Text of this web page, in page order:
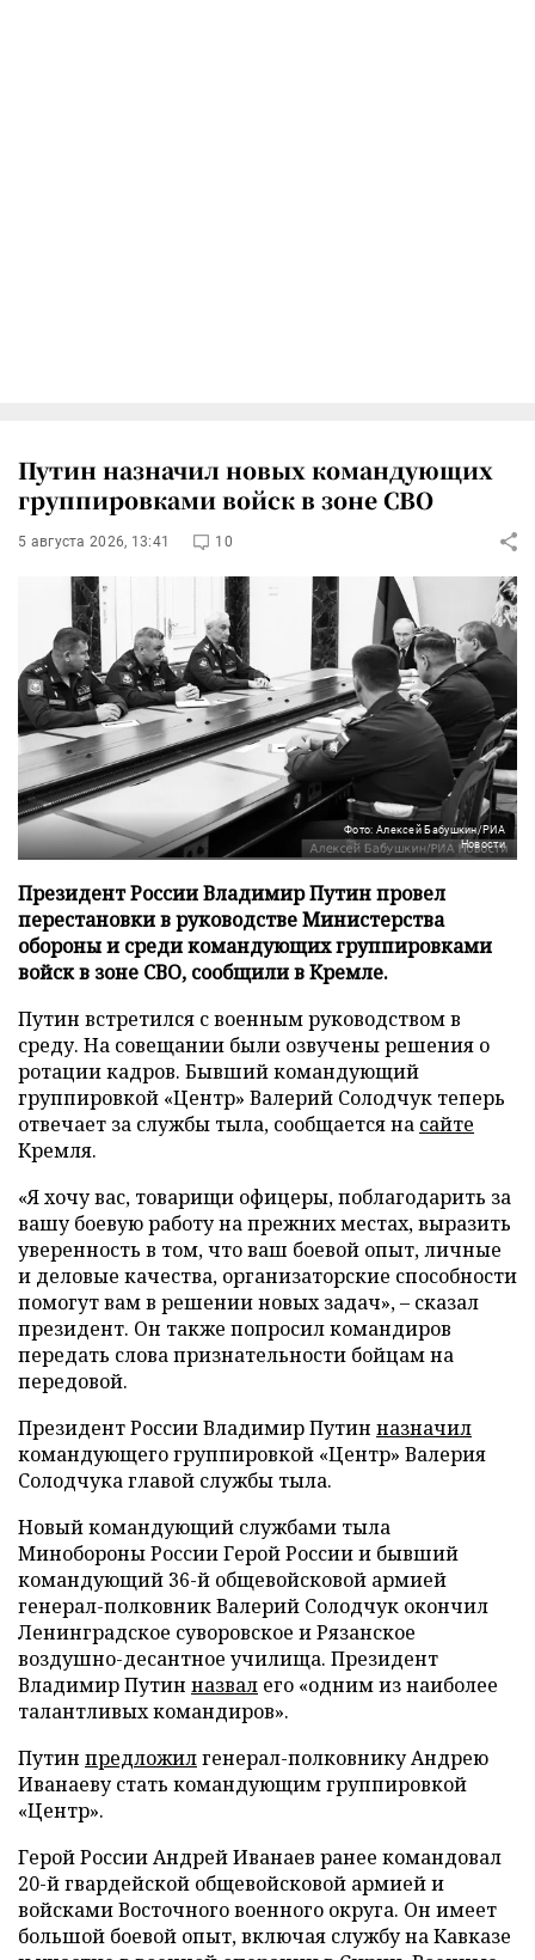
Путин назначил новых командующих
группировками войск в зоне СВО
5 августа 2026, 13:41 10
Фото: Алексей Бабушкин/РИА
Новости
Президент России Владимир Путин провел
перестановки в руководстве Министерства
обороны и среди командующих группировками
войск в зоне СВО, сообщили в Кремле.
Путин встретился с военным руководством в
среду. На совещании были озвучены решения о
ротации кадров. Бывший командующий
группировкой «Центр» Валерий Солодчук теперь
отвечает за службы тыла, сообщается на сайте
Кремля.
«Я хочу вас, товарищи офицеры, поблагодарить за
вашу боевую работу на прежних местах, выразить
уверенность в том, что ваш боевой опыт, личные
и деловые качества, организаторские способности
помогут вам в решении новых задач», – сказал
президент. Он также попросил командиров
передать слова признательности бойцам на
передовой.
Президент России Владимир Путин назначил
командующего группировкой «Центр» Валерия
Солодчука главой службы тыла.
Новый командующий службами тыла
Минобороны России Герой России и бывший
командующий 36-й общевойсковой армией
генерал-полковник Валерий Солодчук окончил
Ленинградское суворовское и Рязанское
воздушно-десантное училища. Президент
Владимир Путин назвал его «одним из наиболее
талантливых командиров».
Путин предложилгенерал-полковнику Андрею
Иванаеву стать командующим группировкой
«Центр».
Герой России Андрей Иванаев ранее командовал
20-й гвардейской общевойсковой армией и
войсками Восточного военного округа. Он имеет
большой боевой опыт, включая службу на Кавказе